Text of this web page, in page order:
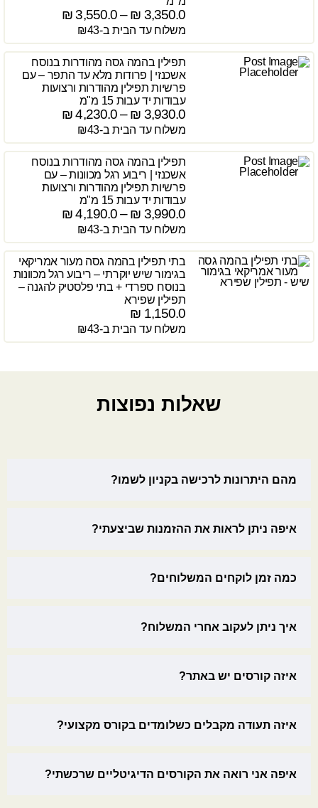
3,350.0
₪
–
3,550.0
₪
משלוח עד הבית ב-₪43
תפילין בהמה גסה מהודרות בנוסח
אשכנזי | פרודות מלא עד התפר – עם
פרשיות תפילין מהודרות ורצועות
עבודות יד עבות 15 מ"מ
3,930.0
₪
–
4,230.0
₪
משלוח עד הבית ב-₪43
תפילין בהמה גסה מהודרות בנוסח
אשכנזי | ריבוע רגל מכוונות – עם
פרשיות תפילין מהודרות ורצועות
עבודות יד עבות 15 מ"מ
3,990.0
₪
–
4,190.0
₪
משלוח עד הבית ב-₪43
בתי תפילין בהמה גסה מעור אמריקאי
בגימור שיש יוקרתי – ריבוע רגל מכוונות
בנוסח ספרדי + בתי פלסטיק להגנה –
תפילין שפירא
1,150.0
₪
משלוח עד הבית ב-₪43
שאלות נפוצות
מהם היתרונות לרכישה בקניון לשמו?
איפה ניתן לראות את ההזמנות שביצעתי?
כמה זמן לוקחים המשלוחים?
איך ניתן לעקוב אחרי המשלוח?
איזה קורסים יש באתר?
איזה תעודה מקבלים כשלומדים בקורס מקצועי?
איפה אני רואה את הקורסים הדיגיטליים שרכשתי?